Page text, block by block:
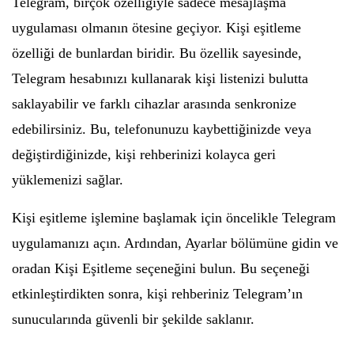
uygulaması olmanın ötesine geçiyor. Kişi eşitleme
özelliği de bunlardan biridir. Bu özellik sayesinde,
Telegram hesabınızı kullanarak kişi listenizi bulutta
saklayabilir ve farklı cihazlar arasında senkronize
edebilirsiniz. Bu, telefonunuzu kaybettiğinizde veya
değiştirdiğinizde, kişi rehberinizi kolayca geri
yüklemenizi sağlar.
Kişi eşitleme işlemine başlamak için öncelikle Telegram
uygulamanızı açın. Ardından, Ayarlar bölümüne gidin ve
oradan Kişi Eşitleme seçeneğini bulun. Bu seçeneği
etkinleştirdikten sonra, kişi rehberiniz Telegram’ın
sunucularında güvenli bir şekilde saklanır.